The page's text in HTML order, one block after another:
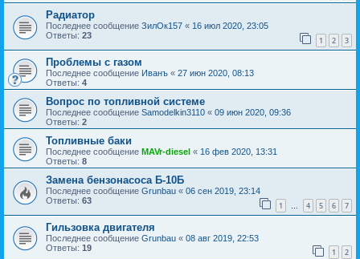
Радиатор
Последнее сообщение ЗилОк157 « 16 июл 2020, 23:05
Ответы: 23 1 2 3
Проблемы с газом
Последнее сообщение Иванъ « 27 июн 2020, 08:13
Ответы: 4
Вопрос по топливной системе
Последнее сообщение Samodelkin3110 « 09 июн 2020, 09:36
Ответы: 2
Топливные баки
Последнее сообщение MAVr-diesel « 16 фев 2020, 13:31
Ответы: 8
Замена бензонасоса Б-10Б
Последнее сообщение Grunbau « 06 сен 2019, 23:14
Ответы: 63 1 … 4 5 6 7
Гильзовка двигателя
Последнее сообщение Grunbau « 08 авг 2019, 22:53
Ответы: 19 1 2